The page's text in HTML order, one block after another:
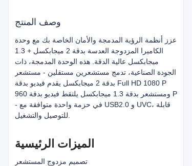
وصف المنتج
عزز أنظمة الرؤية المدمجة والأمان الخاصة بك مع وحدة
الكاميرا المزدوجة العدسة بدقة 2 ميجابكسل + 1.3
ميجابكسل عالية الدقة. هذه الوحدة المدمجة، ذات
الجودة الصناعية، تدمج مستشعرين مستقلين - مستشعر
بدقة 2 ميجابكسل يقدم فيديو بدقة Full HD 1080 P
ومستشعر بدقة 1.3 ميجابكسل يلتقط فيديو بدقة 960 P
- في حزمة واحدة متوافقة مع USB2.0 و UVC، قابلة
الميزات الرئيسية
تصميم مزدوج المستشعر